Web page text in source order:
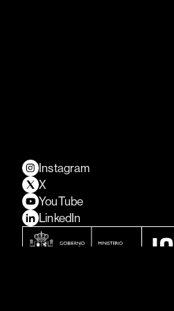
Instagram
X
YouTube
LinkedIn